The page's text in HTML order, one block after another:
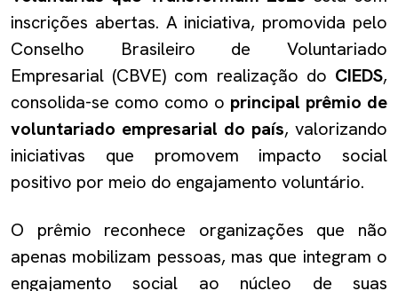
inscrições abertas. A iniciativa, promovida pelo
Conselho Brasileiro de Voluntariado
Empresarial (CBVE) com realização do CIEDS,
consolida-se como como o principal prêmio de
voluntariado empresarial do país, valorizando
iniciativas que promovem impacto social
positivo por meio do engajamento voluntário.
O prêmio reconhece organizações que não
apenas mobilizam pessoas, mas que integram o
engajamento social ao núcleo de suas